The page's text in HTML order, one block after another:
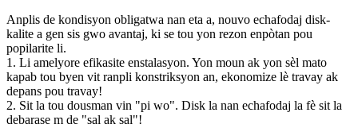
Anplis de kondisyon obligatwa nan eta a, nouvo echafodaj disk-
kalite a gen sis gwo avantaj, ki se tou yon rezon enpòtan pou
popilarite li.
1. Li amelyore efikasite enstalasyon. Yon moun ak yon sèl mato
kapab tou byen vit ranpli konstriksyon an, ekonomize lè travay ak
depans pou travay!
2. Sit la tou dousman vin "pi wo". Disk la nan echafodaj la fè sit la
debarase m de "sal ak sal"!